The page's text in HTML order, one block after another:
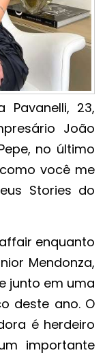
Pavanelli, 23,
João
no último
você me
Stories do
enquanto
Mendonza,
junto em uma
deste ano. O
é herdeiro
importante